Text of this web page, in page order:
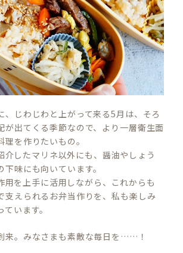
、じわじわと上がって来る5月は、そろ
が出てくる季節なので、より一層衛生面
を作りたいもの。
介したマリネ以外にも、醤油やしょう
味にも向いています。
用を上手に活用しながら、これからも
支えられるお弁当作りを、私も楽しみ
います。
来。みなさまも素敵な毎日を……！